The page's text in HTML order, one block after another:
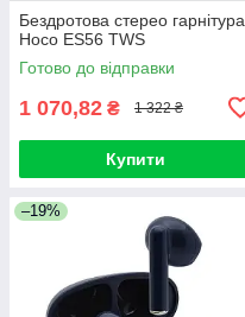
Бездротова стерео гарнітура
Hoco ES56 TWS
Готово до відправки
1 070,82 ₴ 1 322 ₴
Купити
–19%